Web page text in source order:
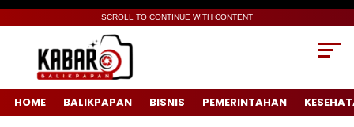
SCROLL TO CONTINUE WITH CONTENT
HOME BALIKPAPAN BISNIS PEMERINTAHAN